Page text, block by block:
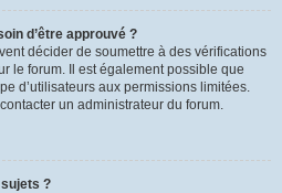
d’être approuvé ?
décider de soumettre à des vérifications
le forum. Il est également possible que
d’utilisateurs aux permissions limitées.
un administrateur du forum.
?